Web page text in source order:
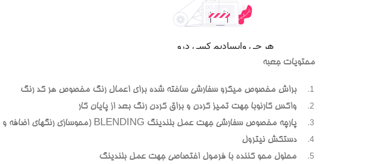
محتويات جعبه
براش مخصوص ميکرو سفارشي ساخته شده براي اعمال رنگ مخصوص هر کد رنگ
واکس کارنوبا جهت تميز کردن و براق کردن رنگ بعد از پايان کار
پارچه مخصوص سفارشي جهت عمل بلندينگ BLENDING (محوسازي رنگهاي اضافه و بيرون زده)
دستکش نيترول
محلول محو کننده با فرمول اختصاصي جهت عمل بلندينگ